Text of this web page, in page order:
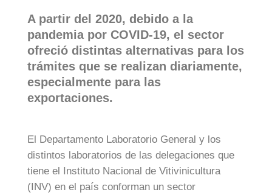
A partir del 2020, debido a la
pandemia por COVID-19, el sector
ofreció distintas alternativas para los
trámites que se realizan diariamente,
especialmente para las
exportaciones.
El Departamento Laboratorio General y los
distintos laboratorios de las delegaciones que
tiene el Instituto Nacional de Vitivinicultura
(INV) en el país conforman un sector